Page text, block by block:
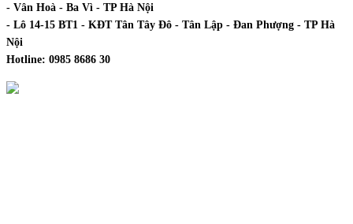
- Vân Hoà - Ba Vì - TP Hà Nội
- Lô 14-15 BT1 - KĐT Tân Tây Đô - Tân Lập - Đan Phượng - TP Hà
Nội
Hotline: 0985 8686 30